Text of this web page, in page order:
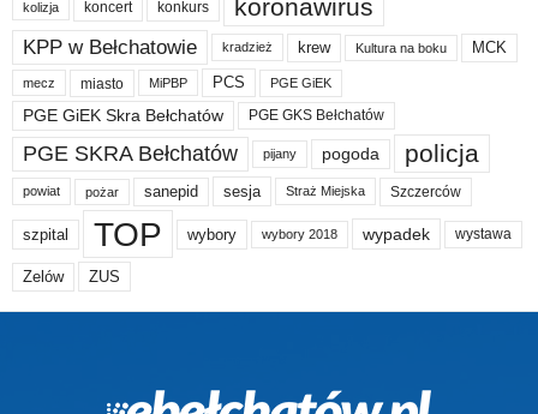
kolizja koncert konkurs koronawirus
KPP w Bełchatowie kradzież krew Kultura na boku MCK
mecz miasto MiPBP PCS PGE GiEK
PGE GiEK Skra Bełchatów PGE GKS Bełchatów
PGE SKRA Bełchatów pijany pogoda policja
powiat pożar sanepid sesja Straż Miejska Szczerców
szpital TOP wybory wybory 2018 wypadek wystawa
Zelów ZUS